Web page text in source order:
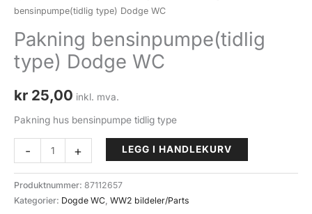
bensinpumpe(tidlig type) Dodge WC
Pakning bensinpumpe(tidlig
type) Dodge WC
kr 25,00 inkl. mva.
Pakning hus bensinpumpe tidlig type
-
bensinpumpe(tidlig
type)
Dodge
+ LEGG I HANDLEKURV
Produktnummer: 87112657
Kategorier: Dogde WC, WW2 bildeler/Parts